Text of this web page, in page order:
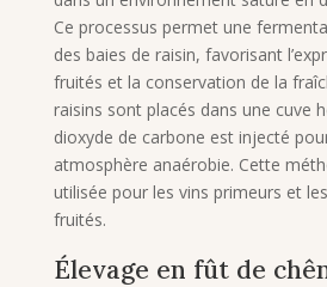
Ce processus permet une
des baies de raisin, favorisant
fruités et la conservation de la
raisins sont placés dans une cuve
dioxyde de carbone est injecté
atmosphère anaérobie. Cette
utilisée pour les vins primeurs et
fruités.
Élevage en fût de